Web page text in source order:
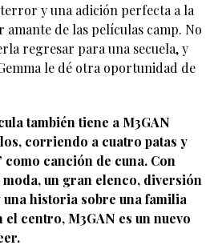
y una adición perfecta a la
amante de las películas camp. No
regresar para una secuela, y
le dé otra oportunidad de
también tiene a M3GAN
corriendo a cuatro patas y
como canción de cuna. Con
moda, un gran elenco, diversión
historia sobre una familia
centro, M3GAN es un nuevo